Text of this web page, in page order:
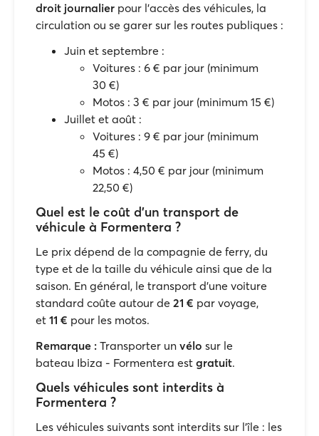
droit journalier pour l'accès des véhicules, la
circulation ou se garer sur les routes publiques :
Juin et septembre :
Voitures : 6 € par jour (minimum
30 €)
Motos : 3 € par jour (minimum 15 €)
Juillet et août :
Voitures : 9 € par jour (minimum
45 €)
Motos : 4,50 € par jour (minimum
22,50 €)
Quel est le coût d'un transport de
véhicule à Formentera ?
Le prix dépend de la compagnie de ferry, du
type et de la taille du véhicule ainsi que de la
saison. En général, le transport d'une voiture
standard coûte autour de 21 € par voyage,
et 11 € pour les motos.
Remarque : Transporter un vélo sur le
bateau Ibiza - Formentera est gratuit.
Quels véhicules sont interdits à
Formentera ?
Les véhicules suivants sont interdits sur l'île : les